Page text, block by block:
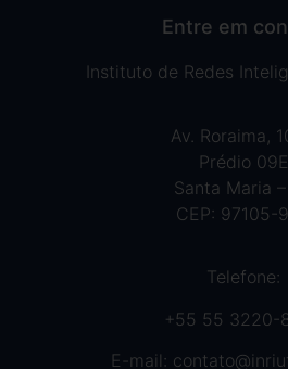
Entre em
Instituto de Redes
Av. Roraima,
Prédio 09E
Santa Maria –
CEP: 97105-
Telefone:
+55 55 3220-
E-mail: